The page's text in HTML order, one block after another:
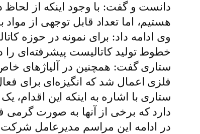
هستیم، اما تعداد قابل توجهی از
وی ادامه داد: برای نمونه در حوزه
خطوط تولید کاتالیست پیشرفته‌ای
فلزی اعمال شد که انگیزه‌ای برای
دارد که برخی‌ از آنها به صورت
در ادامه این مراسم مدیرعامل